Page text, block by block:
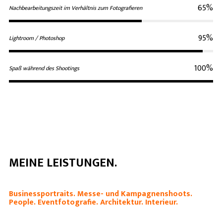
Nachbearbeitungszeit im Verhältnis zum Fotografieren 65%
Lightroom / Photoshop 95%
Spaß während des Shootings 100%
MEINE LEISTUNGEN.
Businessportraits. Messe- und Kampagnenshoots.
People. Eventfotografie. Architektur. Interieur.